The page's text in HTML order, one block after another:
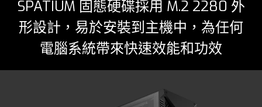
SPATIUM 固態硬碟採用 M.2 2280 外
形設計，易於安裝到主機中，為任何
電腦系統帶來快速效能和功效